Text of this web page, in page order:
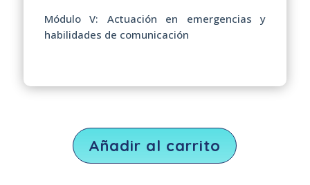
Módulo V: Actuación en emergencias y
habilidades de comunicación
Añadir al carrito